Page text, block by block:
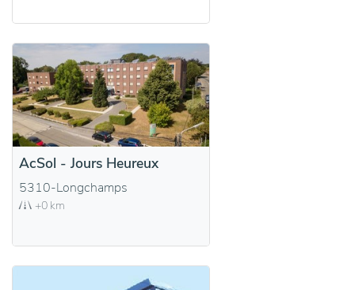
AcSol - Jours Heureux
5310-Longchamps
+0 km